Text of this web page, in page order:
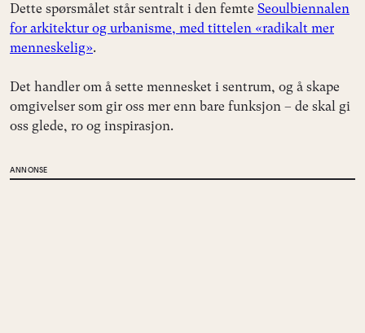
Dette spørsmålet står sentralt i den femte Seoulbiennalen
for arkitektur og urbanisme, med tittelen «radikalt mer
menneskelig».
Det handler om å sette mennesket i sentrum, og å skape
omgivelser som gir oss mer enn bare funksjon – de skal gi
oss glede, ro og inspirasjon.
ANNONSE